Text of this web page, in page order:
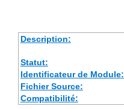
Description:
Statut:
Identificateur de Module:
Fichier Source:
Compatibilité: